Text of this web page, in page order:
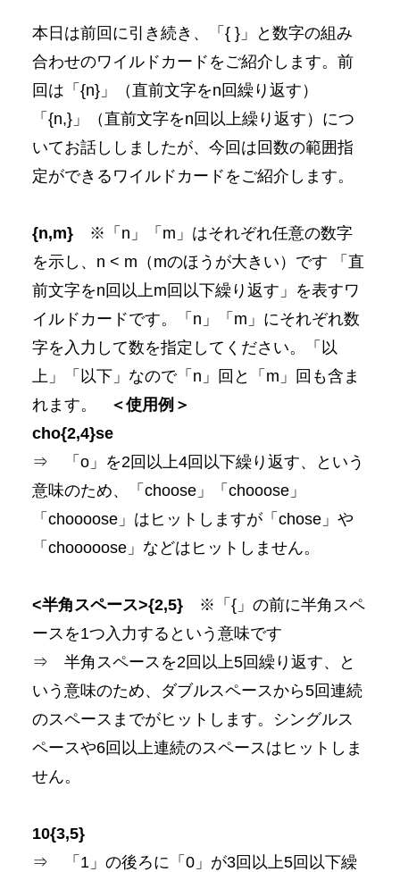
本日は前回に引き続き、「{ }」と数字の組み
合わせのワイルドカードをご紹介します。前
回は「{n}」（直前文字をn回繰り返す）
「{n,}」（直前文字をn回以上繰り返す）につ
いてお話ししましたが、今回は回数の範囲指
定ができるワイルドカードをご紹介します。
{n,m}※「n」「m」はそれぞれ任意の数字
を示し、n < m（mのほうが大きい）です 「直
前文字をn回以上m回以下繰り返す」を表すワ
イルドカードです。「n」「m」にそれぞれ数
字を入力して数を指定してください。「以
上」「以下」なので「n」回と「m」回も含ま
れます。
＜使用例＞
cho{2,4}se
⇒ 「o」を2回以上4回以下繰り返す、という
意味のため、「choose」「chooose」
「choooose」はヒットしますが「chose」や
「chooooose」などはヒットしません。
<半角スペース>{2,5}※「{」の前に半角スペ
ースを1つ入力するという意味です
⇒ 半角スペースを2回以上5回繰り返す、と
いう意味のため、ダブルスペースから5回連続
のスペースまでがヒットします。シングルス
ペースや6回以上連続のスペースはヒットしま
せん。
10{3,5}
⇒ 「1」の後ろに「0」が3回以上5回以下繰